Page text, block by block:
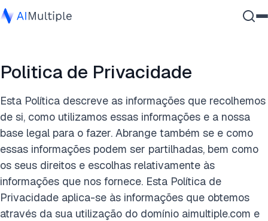
Segurança cibernética
Software Empresarial
Serviços
Contate-nos
Politica de Privacidade
Esta Política descreve as informações que recolhemos
de si, como utilizamos essas informações e a nossa
base legal para o fazer. Abrange também se e como
essas informações podem ser partilhadas, bem como
os seus direitos e escolhas relativamente às
informações que nos fornece. Esta Política de
Privacidade aplica-se às informações que obtemos
através da sua utilização do domínio aimultiple.com e